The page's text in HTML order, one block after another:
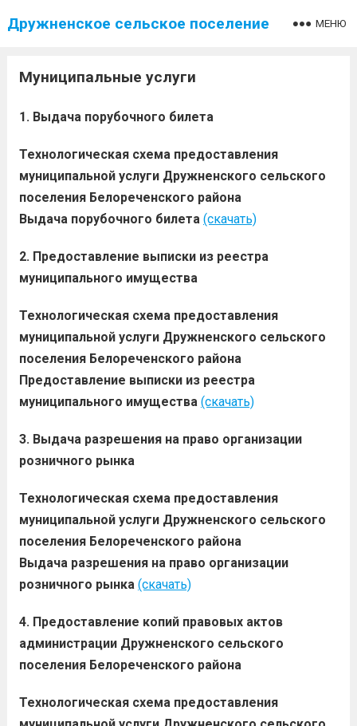
Дружненское сельское поселение МЕНЮ
Муниципальные услуги
1. Выдача порубочного билета
Технологическая схема предоставления
муниципальной услуги Дружненского сельского
поселения Белореченского района
Выдача порубочного билета (скачать)
2. Предоставление выписки из реестра
муниципального имущества
Технологическая схема предоставления
муниципальной услуги Дружненского сельского
поселения Белореченского района
Предоставление выписки из реестра
муниципального имущества (скачать)
3. Выдача разрешения на право организации
розничного рынка
Технологическая схема предоставления
муниципальной услуги Дружненского сельского
поселения Белореченского района
Выдача разрешения на право организации
розничного рынка (скачать)
4. Предоставление копий правовых актов
администрации Дружненского сельского
поселения Белореченского района
Технологическая схема предоставления